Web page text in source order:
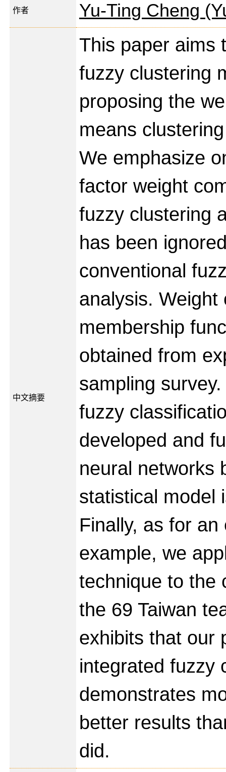
作者 Yu-Ting Cheng
中文摘要
This paper aims
fuzzy clustering
proposing the
means
We emphasize
factor weight
fuzzy clustering
has been
conventional
analysis. Weight
membership
obtained from
sampling
fuzzy
developed and
neural networks
statistical model
Finally, as for an
example, we
technique to the
the 69 Taiwan
exhibits that our
integrated fuzzy
demonstrates
better results
did.